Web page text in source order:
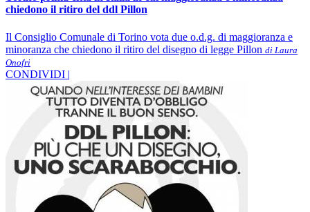
chiedono il ritiro del ddl Pillon
Il Consiglio Comunale di Torino vota due o.d.g. di maggioranza e
minoranza che chiedono il ritiro del disegno di legge Pillon di Laura
Onofri
CONDIVIDI |